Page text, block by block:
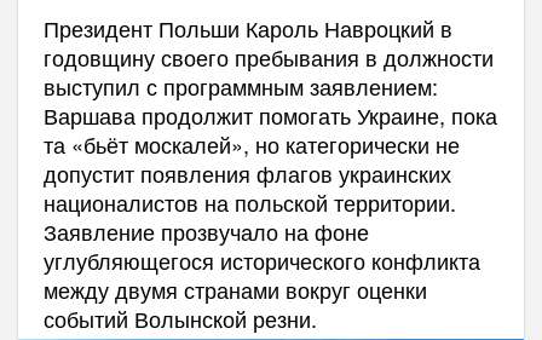
Президент Польши Кароль Навроцкий в
годовщину своего пребывания в должности
выступил с программным заявлением:
Варшава продолжит помогать Украине, пока
та «бьёт москалей», но категорически не
допустит появления флагов украинских
националистов на польской территории.
Заявление прозвучало на фоне
углубляющегося исторического конфликта
между двумя странами вокруг оценки
событий Волынской резни.